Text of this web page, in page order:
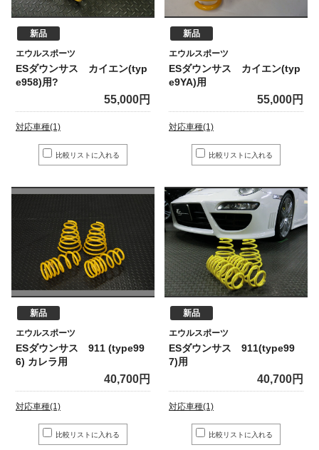
エウルスポーツ
ESダウンサス カイエン(typ
e958)用?
新品
55,000円
対応車種(1)
エウルスポーツ
ESダウンサス カイエン(typ
e9YA)用
新品
55,000円
対応車種(1)
エウルスポーツ
ESダウンサス 911 (type99
6) カレラ用
新品
40,700円
対応車種(1)
エウルスポーツ
ESダウンサス 911(type99
7)用
新品
40,700円
対応車種(1)